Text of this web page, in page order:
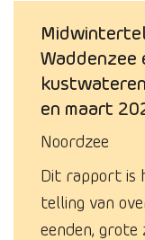
Waddenzee
en maart
Noordzee
Dit rapport is
telling van
eenden, grote